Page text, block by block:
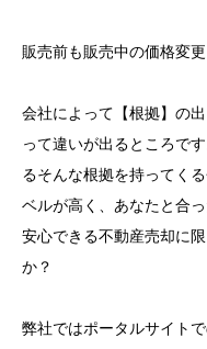
販売前も販売中の価格変
会社によって【根拠】の
って違いが出るところで
るそんな根拠を持ってく
ベルが高く、あなたと合
安心できる不動産売却に
か？
弊社ではポータルサイト